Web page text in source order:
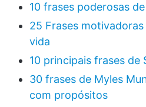
10 frases poderosas
25 Frases
vida
10 principais frases de
30 frases de Myles
com propósitos